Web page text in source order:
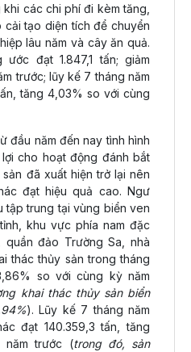
các chi phí đi kèm tăng,
cải tạo diện tích để chuyển
lâu năm và cây ăn quả.
đạt 1.847,1 tấn; giảm
trước; lũy kế 7 tháng năm
tăng 4,03% so với cùng
đầu năm đến nay tình hình
cho hoạt động đánh bắt
đã xuất hiện trở lại nên
đạt hiệu quả cao. Ngư
tập trung tại vùng biển ven
khu vực phía nam đặc
quần đảo Trường Sa, nhà
thác thủy sản trong tháng
so với cùng kỳ năm
khai thác thủy sản biển
). Lũy kế 7 tháng năm
đạt 140.359,3 tấn, tăng
năm trước (trong đó, sản